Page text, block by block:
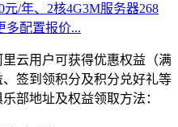
/年、2核4G3M服务器268
多配置报价...
云用户可获得优惠权益（满
签到领积分及积分兑好礼等
部地址及权益领取方法：